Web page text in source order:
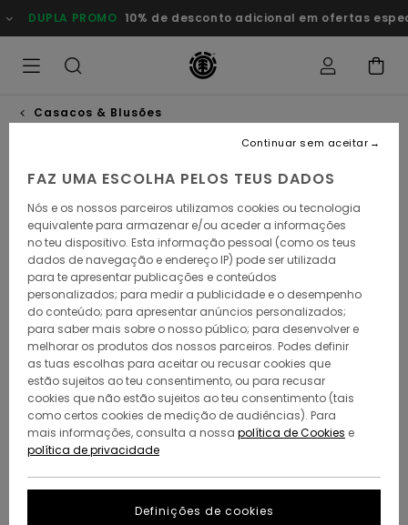
para
a
DUPLA PROMO 10% de desconto adicional em ofertas
Casacos & Blusões
FAZ UMA ESCOLHA PELOS TEUS DADOS
Nós e os nossos parceiros utilizamos cookies ou tecnologia
equivalente para armazenar e/ou aceder a informações
no teu dispositivo. Esta informação pessoal (como os teus
dados de navegação e endereço IP) pode ser utilizada
para te apresentar publicações e conteúdos
personalizados; para medir a publicidade e o desempenho
do conteúdo; para apresentar anúncios personalizados;
para saber mais sobre o nosso público; para desenvolver e
melhorar os produtos dos nossos parceiros. Podes definir
as tuas escolhas para aceitar ou recusar cookies que
estão sujeitos ao teu consentimento, ou para recusar
cookies que não estão sujeitos ao teu consentimento (tais
como certos cookies de medição de audiências). Para
mais informações, consulta a nossa política de Cookies e
política de privacidade
Definições de cookies
Continuar sem aceitar